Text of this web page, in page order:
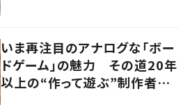
いま再注目のアナログな「ボー
ドゲーム」の魅力 その道20年
以上の“作って遊ぶ”制作者に